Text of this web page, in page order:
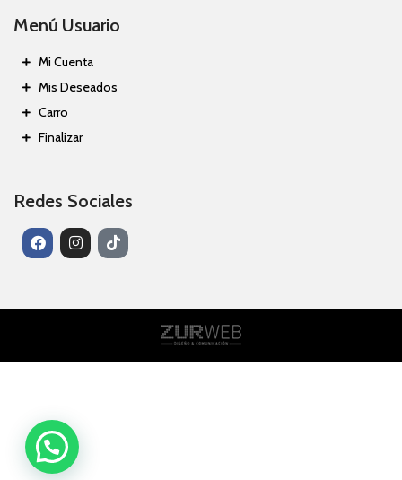
Menú Usuario
Mi Cuenta
Mis Deseados
Carro
Finalizar
Redes Sociales